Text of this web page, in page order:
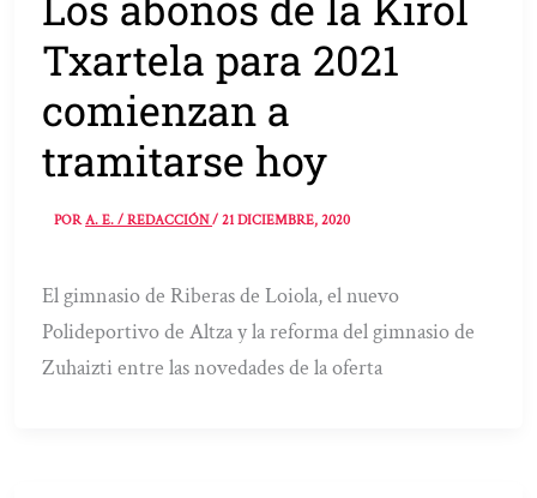
Txartela para 2021
comienzan a
tramitarse hoy
PORA. E. / REDACCIÓN/21 DICIEMBRE, 2020
El gimnasio de Riberas de Loiola, el nuevo
Polideportivo de Altza y la reforma del gimnasio de
Zuhaizti entre las novedades de la oferta